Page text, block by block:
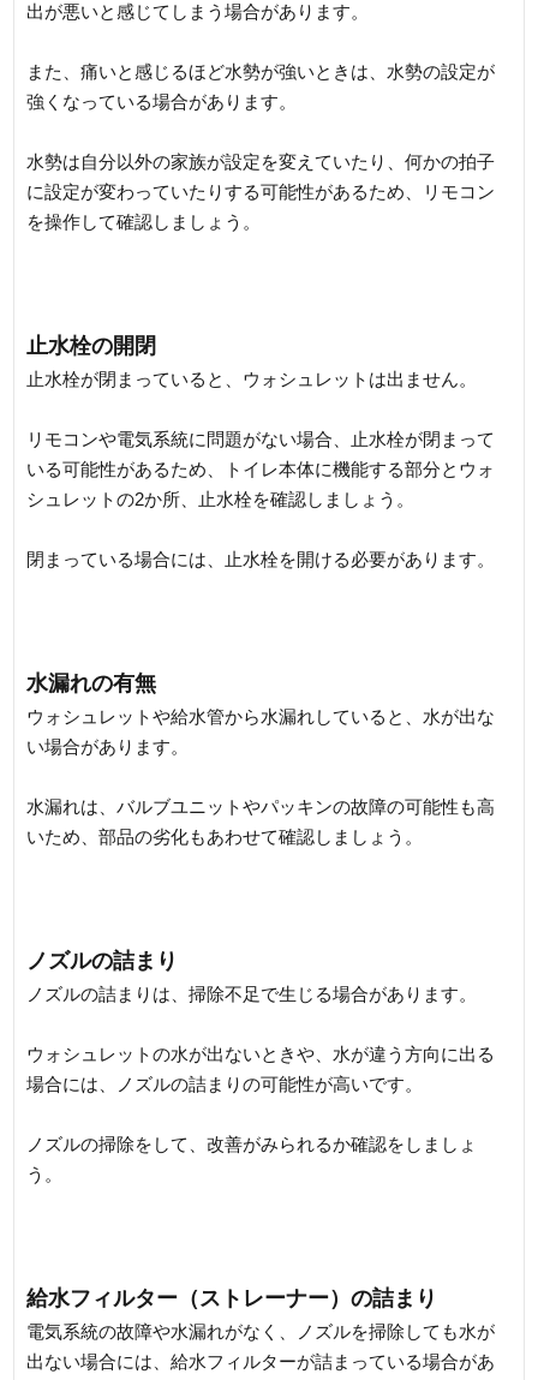
出が悪いと感じてしまう場合があります。
また、痛いと感じるほど水勢が強いときは、水勢の設定が
強くなっている場合があります。
水勢は自分以外の家族が設定を変えていたり、何かの拍子
に設定が変わっていたりする可能性があるため、リモコン
を操作して確認しましょう。
止水栓の開閉
止水栓が閉まっていると、ウォシュレットは出ません。
リモコンや電気系統に問題がない場合、止水栓が閉まって
いる可能性があるため、トイレ本体に機能する部分とウォ
シュレットの2か所、止水栓を確認しましょう。
閉まっている場合には、止水栓を開ける必要があります。
水漏れの有無
ウォシュレットや給水管から水漏れしていると、水が出な
い場合があります。
水漏れは、バルブユニットやパッキンの故障の可能性も高
いため、部品の劣化もあわせて確認しましょう。
ノズルの詰まり
ノズルの詰まりは、掃除不足で生じる場合があります。
ウォシュレットの水が出ないときや、水が違う方向に出る
場合には、ノズルの詰まりの可能性が高いです。
ノズルの掃除をして、改善がみられるか確認をしましょ
う。
給水フィルター（ストレーナー）の詰まり
電気系統の故障や水漏れがなく、ノズルを掃除しても水が
出ない場合には、給水フィルターが詰まっている場合があ